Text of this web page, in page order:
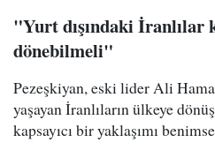
"Yurt dışındaki İranlılar
dönebilmeli"
Pezeşkiyan, eski lider Ali
yaşayan İranlıların ülkeye
kapsayıcı bir yaklaşımı